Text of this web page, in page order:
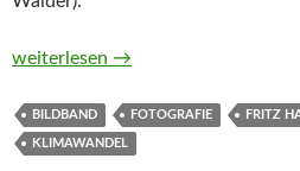
Zerbrechlicher Planet. Zeichen des
weiterlesen →
BILDBAND FOTOGRAFIE FRITZ
KLIMAWANDEL